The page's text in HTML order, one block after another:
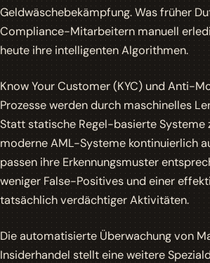
Geldwäschebekämpfung. Was früher
Compliance-Mitarbeitern manuell
heute ihre intelligenten Algorithmen.
Know Your Customer (KYC) und Anti-
Prozesse werden durch maschinelles
Statt statische Regel-basierte Systeme
moderne AML-Systeme kontinuierlich
passen ihre Erkennungsmuster
weniger False-Positives und einer
tatsächlich verdächtiger Aktivitäten.
Die automatisierte Überwachung von
Insiderhandel stellt eine weitere